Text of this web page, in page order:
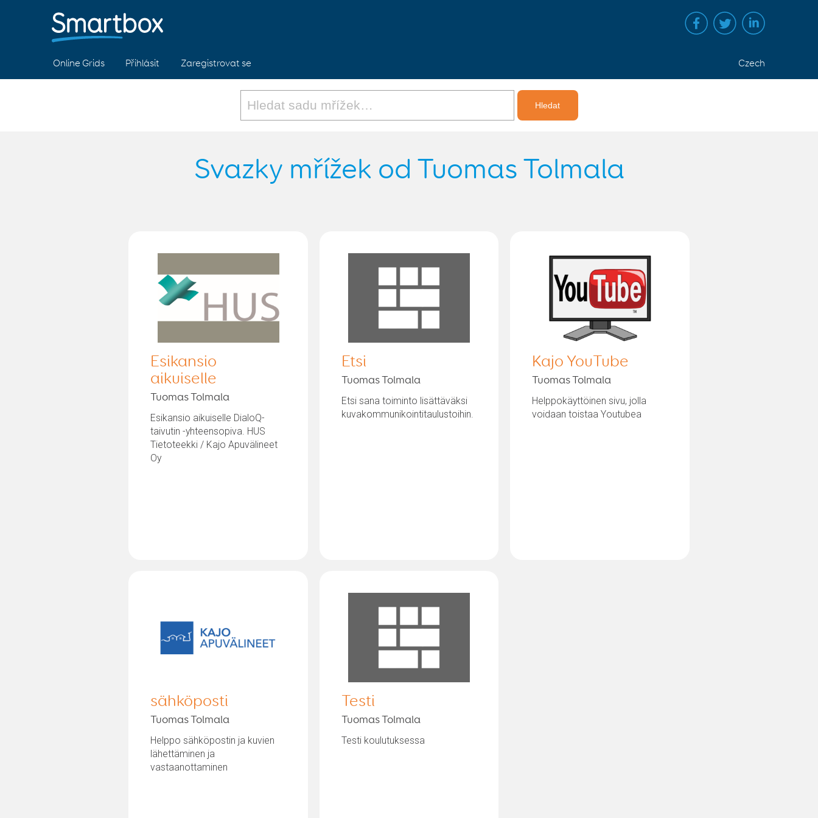
Online Grids Přihlásit Zaregistrovat se Czech
Svazky mřížek od Tuomas Tolmala
Esikansio
aikuiselle
Tuomas Tolmala
Esikansio aikuiselle DialoQ-
taivutin -yhteensopiva. HUS
Tietoteekki / Kajo Apuvälineet
Oy
Etsi
Tuomas Tolmala
Etsi sana toiminto lisättäväksi
kuvakommunikointitaulustoihin.
Kajo YouTube
Tuomas Tolmala
Helppokäyttöinen sivu, jolla
voidaan toistaa Youtubea
sähköposti
Tuomas Tolmala
Helppo sähköpostin ja kuvien
lähettäminen ja
vastaanottaminen
Testi
Tuomas Tolmala
Testi koulutuksessa